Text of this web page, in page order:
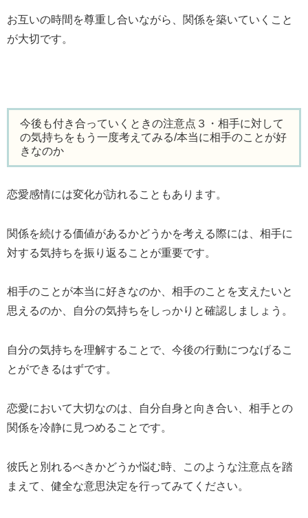
お互いの時間を尊重し合いながら、関係を築いていくこと
が大切です。
今後も付き合っていくときの注意点３・相手に対して
の気持ちをもう一度考えてみる/本当に相手のことが好
きなのか
恋愛感情には変化が訪れることもあります。
関係を続ける価値があるかどうかを考える際には、相手に
対する気持ちを振り返ることが重要です。
相手のことが本当に好きなのか、相手のことを支えたいと
思えるのか、自分の気持ちをしっかりと確認しましょう。
自分の気持ちを理解することで、今後の行動につなげるこ
とができるはずです。
恋愛において大切なのは、自分自身と向き合い、相手との
関係を冷静に見つめることです。
彼氏と別れるべきかどうか悩む時、このような注意点を踏
まえて、健全な意思決定を行ってみてください。